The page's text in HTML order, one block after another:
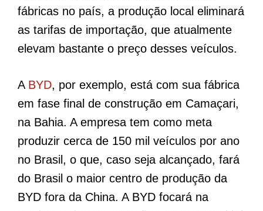
fábricas no país, a produção local eliminará
as tarifas de importação, que atualmente
elevam bastante o preço desses veículos.
A BYD, por exemplo, está com sua fábrica
em fase final de construção em Camaçari,
na Bahia. A empresa tem como meta
produzir cerca de 150 mil veículos por ano
no Brasil, o que, caso seja alcançado, fará
do Brasil o maior centro de produção da
BYD fora da China. A BYD focará na